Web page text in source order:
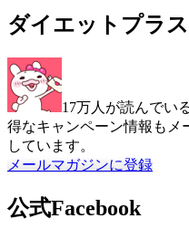
ダイエットプラ
17万人が読んでい
得なキャンペーン情報もメ
しています。
メールマガジンに登録
公式Facebook